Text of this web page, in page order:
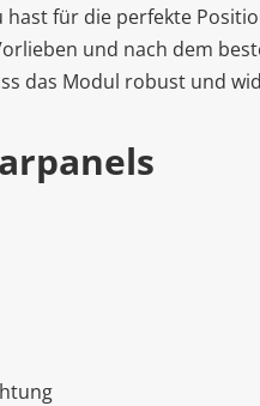
für die perfekte
und nach dem
das Modul robust und